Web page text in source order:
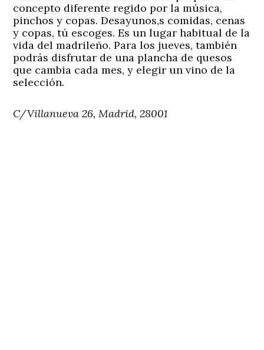
concepto diferente regido por la música,
pinchos y copas. Desayunos,s comidas, cenas
y copas, tú escoges. Es un lugar habitual de la
vida del madrileño. Para los jueves, también
podrás disfrutar de una plancha de quesos
que cambia cada mes, y elegir un vino de la
selección.
C/Villanueva 26, Madrid, 28001